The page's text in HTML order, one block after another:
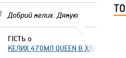
Добрий келих. Дякую
ГІСТЬ о
КЕЛИХ 470МЛ QUEEN В ХЛАМІНГО ТМ